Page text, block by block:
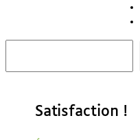
c
Satisfaction !